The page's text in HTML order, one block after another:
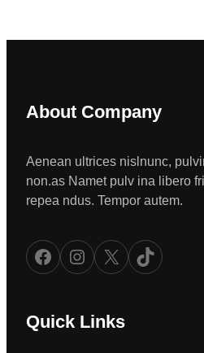
About Company
Aenean ultrices nislnunc,
non.as Namet pulv ina libero
repea ndus. Tempor autem.
Facebook Instagram X TikTok
Quick Links